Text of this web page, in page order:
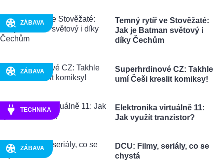
ZÁBAVA
Temný rytíř ve Stověžaté:
Jak je Batman světový i
díky Čechům
ZÁBAVA
Superhrdinové CZ: Takhle
umí Češi kreslit komiksy!
TECHNIKA
Elektronika virtuálně 11:
Jak využít tranzistor?
ZÁBAVA
DCU: Filmy, seriály, co se
chystá